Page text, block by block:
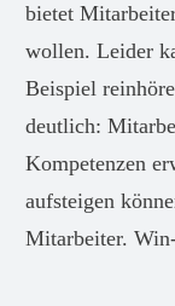
bietet
wollen. Leider
Beispiel
deutlich:
Kompetenzen
aufsteigen
Mitarbeiter.